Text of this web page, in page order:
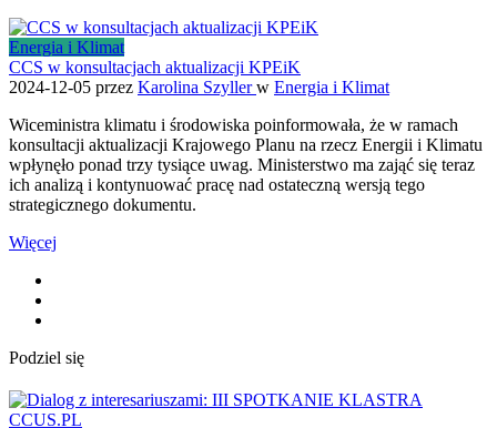
Energia i Klimat
CCS w konsultacjach aktualizacji KPEiK
2024-12-05 przez Karolina Szyllerw Energia i Klimat
Wiceministra klimatu i środowiska poinformowała, że w ramach
konsultacji aktualizacji Krajowego Planu na rzecz Energii i Klimatu
wpłynęło ponad trzy tysiące uwag. Ministerstwo ma zająć się teraz
ich analizą i kontynuować pracę nad ostateczną wersją tego
strategicznego dokumentu.
Więcej
Podziel się